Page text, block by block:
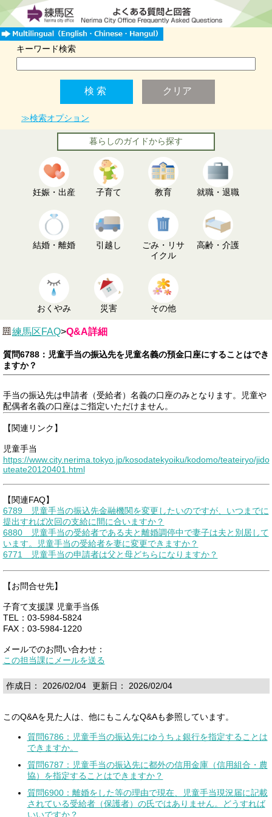
キーワード検索
≫検索オプション
暮らしのガイドから探す
妊娠・出産 子育て 教育 就職・退職
結婚・離婚 引越し
ごみ・リサ
イクル
高齢・介護
おくやみ 災害 その他
練馬区FAQ>Q&A詳細
質問6788：児童手当の振込先を児童名義の預金口座にすることはでき
ますか？
手当の振込先は申請者（受給者）名義の口座のみとなります。児童や
配偶者名義の口座はご指定いただけません。
【関連リンク】
児童手当
https://www.city.nerima.tokyo.jp/kosodatekyoiku/kodomo/teateiryo/jido
uteate20120401.html
【関連FAQ】
6789 児童手当の振込先金融機関を変更したいのですが、いつまでに
提出すれば次回の支給に間に合いますか？
6880 児童手当の受給者である夫と離婚調停中で妻子は夫と別居して
います。児童手当の受給者を妻に変更できますか？
6771 児童手当の申請者は父と母どちらになりますか？
【お問合せ先】
子育て支援課 児童手当係
TEL：03-5984-5824
FAX：03-5984-1220
メールでのお問い合わせ：
この担当課にメールを送る
作成日： 2026/02/04 更新日： 2026/02/04
このQ&Aを見た人は、他にもこんなQ&Aも参照しています。
質問6786：児童手当の振込先にゆうちょ銀行を指定することは
できますか。
質問6787：児童手当の振込先に都外の信用金庫（信用組合・農
協）を指定することはできますか？
質問6900：離婚をした等の理由で現在、児童手当現況届に記載
されている受給者（保護者）の氏ではありません。どうすれば
いいですか？